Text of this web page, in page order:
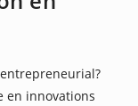
en innovations